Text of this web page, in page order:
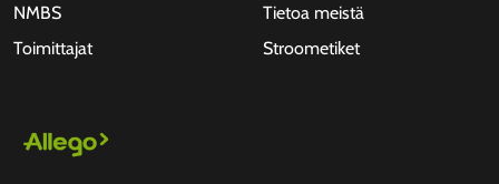
NMBS
Toimittajat
Tietoa meistä
Stroometiket